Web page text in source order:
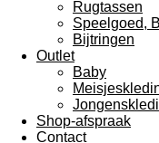
Rugtassen
Speelgoed,
Bijtringen
Outlet
Baby
Shop-afspraak
Contact